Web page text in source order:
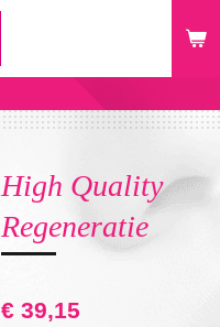
High Quality
Regeneratie
€ 39,15